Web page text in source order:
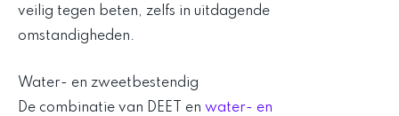
veilig tegen beten, zelfs in uitdagende
omstandigheden.
Water- en zweetbestendig
De combinatie van DEET en water- en